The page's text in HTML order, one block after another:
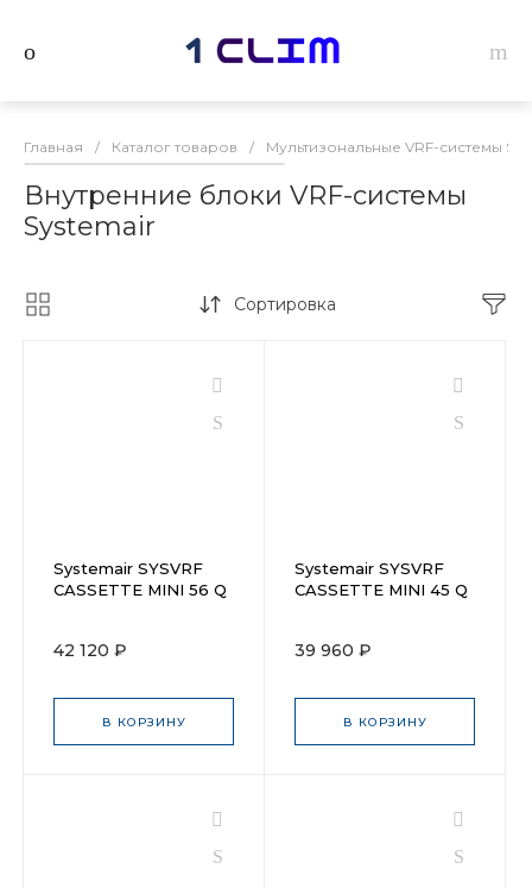
Главная / Каталог товаров / Мультизональные VRF-системы
Внутренние блоки VRF-системы
Systemair
Сортировка
Systemair SYSVRF
CASSETTE MINI 56 Q
42 120 ₽
В КОРЗИНУ
Systemair SYSVRF
CASSETTE MINI 45 Q
39 960 ₽
В КОРЗИНУ